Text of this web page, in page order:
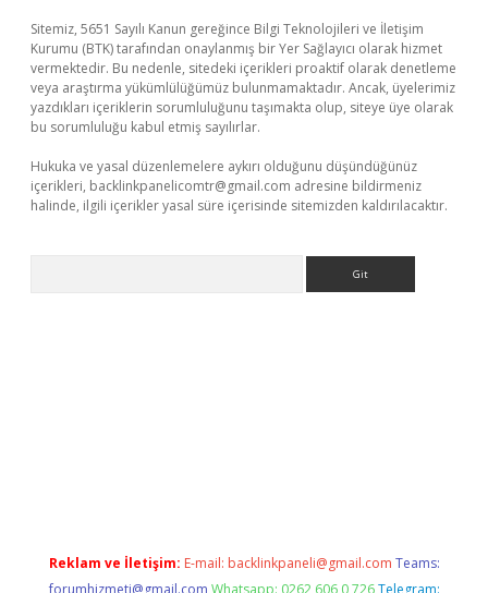
Sitemiz, 5651 Sayılı Kanun gereğince Bilgi Teknolojileri ve İletişim
Kurumu (BTK) tarafından onaylanmış bir Yer Sağlayıcı olarak hizmet
vermektedir. Bu nedenle, sitedeki içerikleri proaktif olarak denetleme
veya araştırma yükümlülüğümüz bulunmamaktadır. Ancak, üyelerimiz
yazdıkları içeriklerin sorumluluğunu taşımakta olup, siteye üye olarak
bu sorumluluğu kabul etmiş sayılırlar.
Hukuka ve yasal düzenlemelere aykırı olduğunu düşündüğünüz
içerikleri, backlinkpanelicomtr@gmail.com adresine bildirmeniz
halinde, ilgili içerikler yasal süre içerisinde sitemizden kaldırılacaktır.
Reklam ve İletişim: E-mail: backlinkpaneli@gmail.com Teams:
forumhizmeti@gmail.com Whatsapp: 0262 606 0 726 Telegram: